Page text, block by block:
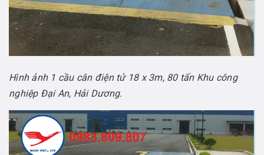
Hình ảnh 1 cầu cân điện tử 18 x 3m, 80 tấn Khu công
nghiệp Đại An, Hải Dương.